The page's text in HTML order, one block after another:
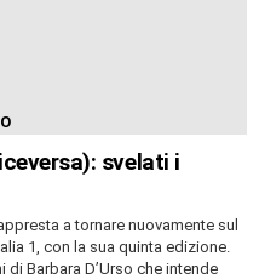
svelati i
a tornare nuovamente sul
1, con la sua quinta edizione.
Barbara D’Urso che intende